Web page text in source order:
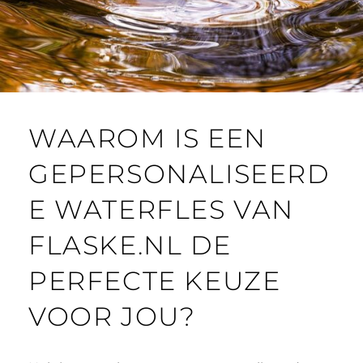
WAAROM IS EEN
GEPERSONALISEERD
E WATERFLES VAN
FLASKE.NL DE
PERFECTE KEUZE
VOOR JOU?